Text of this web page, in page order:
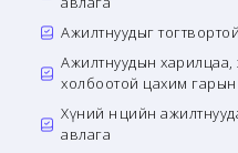
Ажилтнуудыг
Ажилтнуудын харилцаа,
холбоотой цахим гарын
Хүний нөөцийн
авлага